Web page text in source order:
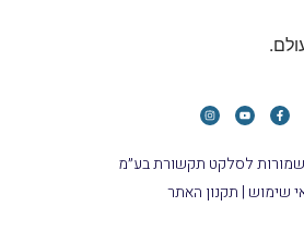
שמורות לסלקט תקשורת בע״מ
שימוש | תקנון האתר